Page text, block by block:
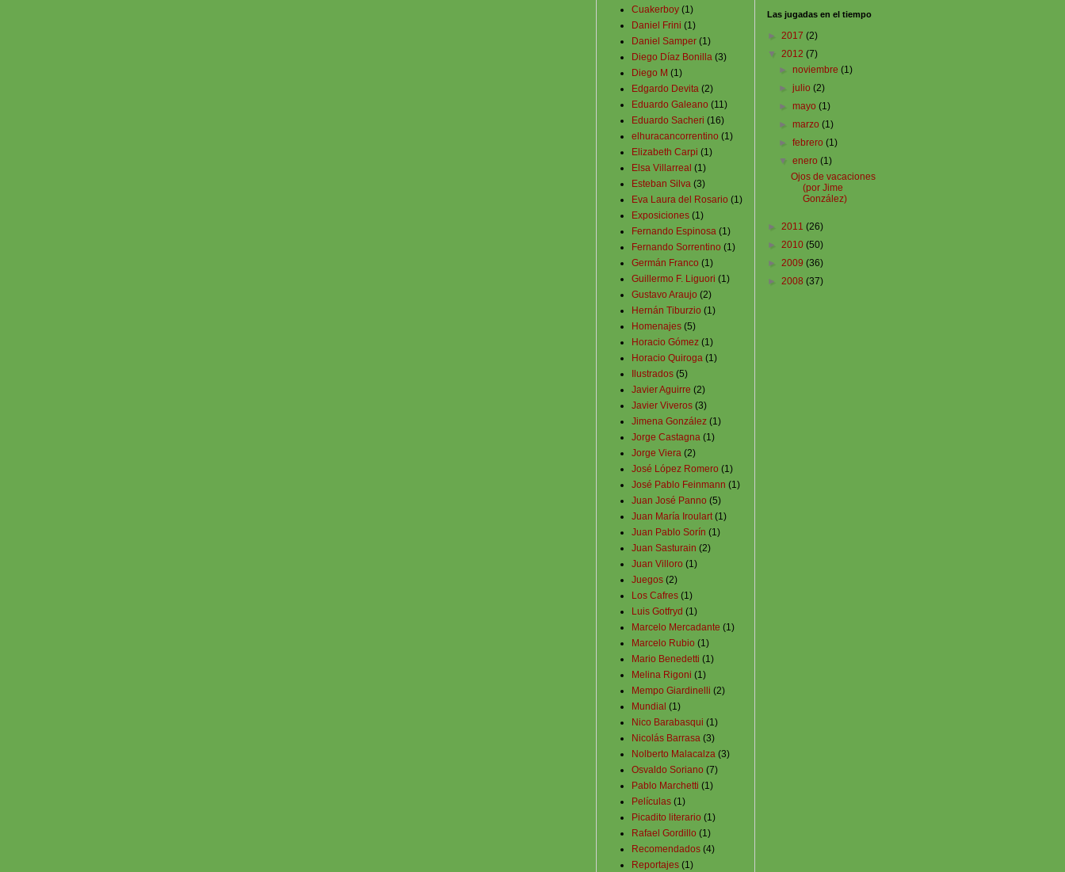
Cuakerboy (1)
Daniel Frini (1)
Daniel Samper (1)
Diego Díaz Bonilla (3)
Diego M (1)
Edgardo Devita (2)
Eduardo Galeano (11)
Eduardo Sacheri (16)
elhuracancorrentino (1)
Elizabeth Carpi (1)
Elsa Villarreal (1)
Esteban Silva (3)
Eva Laura del Rosario (1)
Exposiciones (1)
Fernando Espinosa (1)
Fernando Sorrentino (1)
Germán Franco (1)
Guillermo F. Liguori (1)
Gustavo Araujo (2)
Hernán Tiburzio (1)
Homenajes (5)
Horacio Gómez (1)
Horacio Quiroga (1)
Ilustrados (5)
Javier Aguirre (2)
Javier Viveros (3)
Jimena González (1)
Jorge Castagna (1)
Jorge Viera (2)
José López Romero (1)
José Pablo Feinmann (1)
Juan José Panno (5)
Juan María Iroulart (1)
Juan Pablo Sorín (1)
Juan Sasturain (2)
Juan Villoro (1)
Juegos (2)
Los Cafres (1)
Luis Gotfryd (1)
Marcelo Mercadante (1)
Marcelo Rubio (1)
Mario Benedetti (1)
Melina Rigoni (1)
Mempo Giardinelli (2)
Mundial (1)
Nico Barabasqui (1)
Nicolás Barrasa (3)
Nolberto Malacalza (3)
Osvaldo Soriano (7)
Pablo Marchetti (1)
Películas (1)
Picadito literario (1)
Rafael Gordillo (1)
Recomendados (4)
Reportajes (1)
Las jugadas en el tiempo
► 2017 (2)
▼ 2012 (7)
►noviembre(1)
►julio(2)
►mayo(1)
►marzo(1)
►febrero(1)
▼enero(1)
Ojos de vacaciones
(por Jime
González)
► 2011 (26)
► 2010 (50)
► 2009 (36)
► 2008 (37)